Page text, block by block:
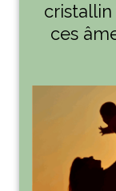
ces